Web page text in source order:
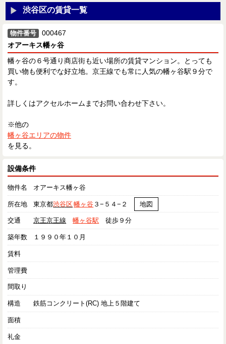
渋谷区の賃貸一覧
物件番号
000467
オアーキス幡ヶ谷
幡ヶ谷の６号通り商店街も近い場所の賃貸マンション。とっても
買い物も便利でな好立地。京王線でも常に人気の幡ヶ谷駅９分で
す。
詳しくはアクセルホームまでお問い合わせ下さい。
※他の
幡ヶ谷エリアの物件
を見る。
設備条件
物件名 オアーキス幡ヶ谷
所在地 東京都渋谷区幡ヶ谷 ３−５４−２ 地図
交通 京王京王線 幡ヶ谷駅 徒歩９分
築年数 １９９０年１０月
賃料
管理費
間取り
構造 鉄筋コンクリート(RC) 地上５階建て
面積
礼金